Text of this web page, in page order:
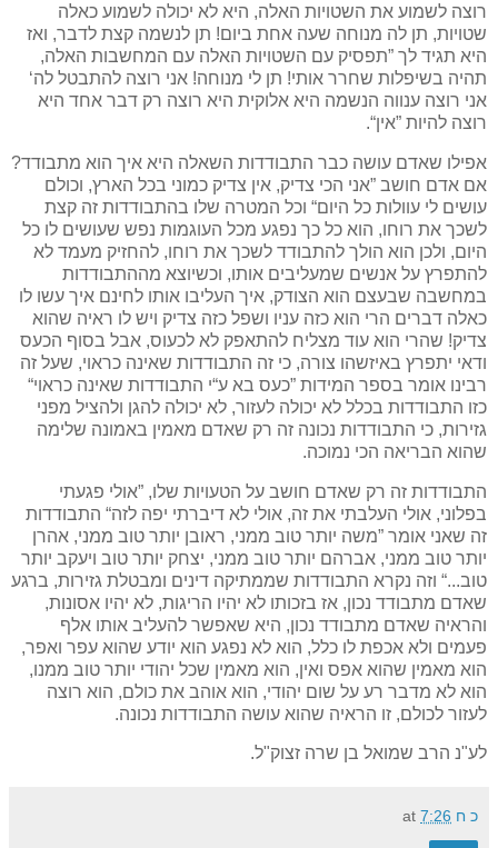
רוצה לשמוע את השטויות האלה, היא לא יכולה לשמוע כאלה
שטויות, תן לה מנוחה שעה אחת ביום! תן לנשמה קצת לדבר, ואז
היא תגיד לך ”תפסיק עם השטויות האלה עם המחשבות האלה,
תהיה בשיפלות שחרר אותי! תן לי מנוחה! אני רוצה להתבטל לה‘
אני רוצה ענווה הנשמה היא אלוקית היא רוצה רק דבר אחד היא
רוצה להיות ”אין“.
אפילו שאדם עושה כבר התבודדות השאלה היא איך הוא מתבודד?
אם אדם חושב ”אני הכי צדיק, אין צדיק כמוני בכל הארץ, וכולם
עושים לי עוולות כל היום“ וכל המטרה שלו בהתבודדות זה קצת
לשכך את רוחו, הוא כל כך נפגע מכל העוגמות נפש שעושים לו כל
היום, ולכן הוא הולך להתבודד לשכך את רוחו, להחזיק מעמד לא
להתפרץ על אנשים שמעליבים אותו, וכשיוצא מההתבודדות
במחשבה שבעצם הוא הצודק, איך העליבו אותו לחינם איך עשו לו
כאלה דברים הרי הוא כזה עניו ושפל כזה צדיק ויש לו ראיה שהוא
צדיק! שהרי הוא עוד מצליח להתאפק לא לכעוס, אבל בסוף הכעס
ודאי יתפרץ באיזשהו צורה, כי זה התבודדות שאינה כראוי, שעל זה
רבינו אומר בספר המידות ”כעס בא ע“י התבודדות שאינה כראוי“
כזו התבודדות בכלל לא יכולה לעזור, לא יכולה להגן ולהציל מפני
גזירות, כי התבודדות נכונה זה רק שאדם מאמין באמונה שלימה
שהוא הבריאה הכי נמוכה.
התבודדות זה רק שאדם חושב על הטעויות שלו, ”אולי פגעתי
בפלוני, אולי העלבתי את זה, אולי לא דיברתי יפה לזה“ התבודדות
זה שאני אומר ”משה יותר טוב ממני, ראובן יותר טוב ממני, אהרן
יותר טוב ממני, אברהם יותר טוב ממני, יצחק יותר טוב ויעקב יותר
טוב...“ וזה נקרא התבודדות שממתיקה דינים ומבטלת גזירות, ברגע
שאדם מתבודד נכון, אז בזכותו לא יהיו הריגות, לא יהיו אסונות,
והראיה שאדם מתבודד נכון, היא שאפשר להעליב אותו אלף
פעמים ולא אכפת לו כלל, הוא לא נפגע הוא יודע שהוא עפר ואפר,
הוא מאמין שהוא אפס ואין, הוא מאמין שכל יהודי יותר טוב ממנו,
הוא לא מדבר רע על שום יהודי, הוא אוהב את כולם, הוא רוצה
לעזור לכולם, זו הראיה שהוא עושה התבודדות נכונה.
לע"נ הרב שמואל בן שרה זצוק"ל.
כ ח at 7:26